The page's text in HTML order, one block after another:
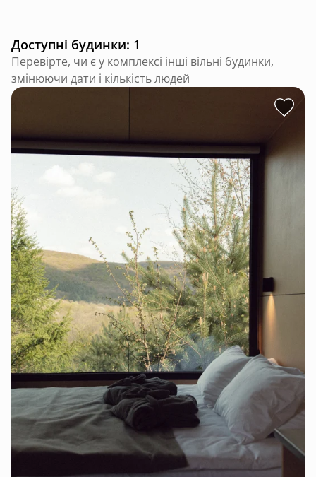
Доступні будинки: 1
Перевірте, чи є у комплексі інші вільні будинки,
змінюючи дати і кількість людей